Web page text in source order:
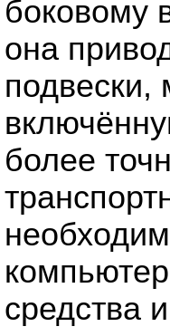
боковому
она
подвески,
более
средства